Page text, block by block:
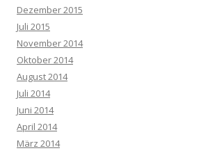
Dezember 2015
Juli 2015
November 2014
Oktober 2014
August 2014
Juli 2014
Juni 2014
April 2014
März 2014